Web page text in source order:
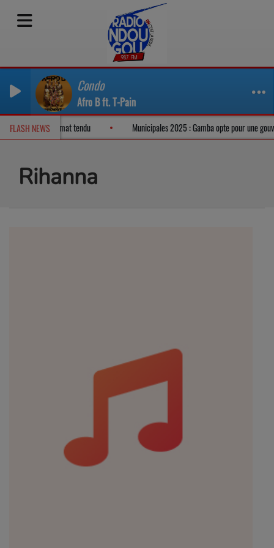
Condo
Afro B ft. T-Pain
FLASH NEWSdans un climat tendu Municipales 2025 : Gamba opte pour une
Rihanna